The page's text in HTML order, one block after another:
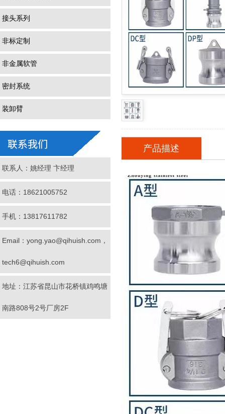
接头系列
非标定制
非金属软管
密封系统
装卸臂
联系人：姚经理 卞经理
电话：18621005752
手机：13817611782
Email：yong.yao@qihuish.com，
tech6@qihuish.com
地址：江苏省昆山市花桥镇鸡鸣塘
南路808号2号厂房2F
产品描述